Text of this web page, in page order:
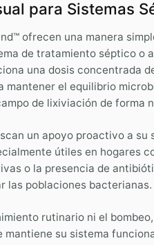
para Sistemas
ofrecen una manera
de tratamiento séptico o
una dosis concentrada
mantener el equilibrio
de lixiviación de forma
un apoyo proactivo a
útiles en hogares
o la presencia de
las poblaciones bacterianas.
rutinario ni el
mantiene su sistema